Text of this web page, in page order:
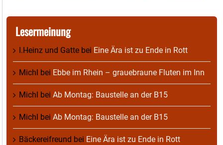
Lesermeinung
I.Heinz und Gatte bei Eine Ära ist zu Ende in Rott
Michl bei Ebbe im Rhein – grauebraune Fluten im Inn
Michl bei Ab Montag: Baustelle an der B15
Michl bei Ab Montag: Baustelle an der B15
Bäckereifreund bei Eine Ära ist zu Ende in Rott